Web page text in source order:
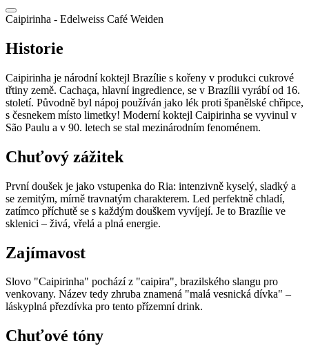
Caipirinha - Edelweiss Café Weiden
Historie
Caipirinha je národní koktejl Brazílie s kořeny v produkci cukrové
třtiny země. Cachaça, hlavní ingredience, se v Brazílii vyrábí od 16.
století. Původně byl nápoj používán jako lék proti španělské chřipce,
s česnekem místo limetky! Moderní koktejl Caipirinha se vyvinul v
São Paulu a v 90. letech se stal mezinárodním fenoménem.
Chuťový zážitek
První doušek je jako vstupenka do Ria: intenzivně kyselý, sladký a
se zemitým, mírně travnatým charakterem. Led perfektně chladí,
zatímco příchutě se s každým douškem vyvíjejí. Je to Brazílie ve
sklenici – živá, vřelá a plná energie.
Zajímavost
Slovo "Caipirinha" pochází z "caipira", brazilského slangu pro
venkovany. Název tedy zhruba znamená "malá vesnická dívka" –
láskyplná přezdívka pro tento přízemní drink.
Chuťové tóny